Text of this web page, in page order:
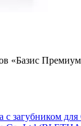
«Базис
с загубником